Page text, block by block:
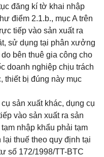
đăng kí tờ khai nhập
điểm 2.1.b., mục A trên
tiếp vào sản xuất ra
sử dụng tại phân xưởng
bên thuê gia công cho
doanh nghiệp chịu trách
thiết bị đúng này mục
sản xuất khác, dụng cụ
vào sản xuất ra sản
nhập khẩu phải tạm
thuế theo quy định tại
số 172/1998/TT-BTC